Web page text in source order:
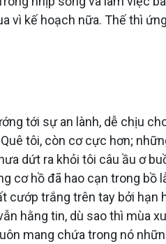
kế hoạch nữa. Thế thì
tới sự an lành, dễ chịu
tôi, còn cơ cực hơn;
dứt ra khỏi tôi câu ầu ơ
cơ hồ đã hao cạn trong
trắng trên tay bởi hạn
hằng tin, dù sao thì mùa
mang chứa trong nó